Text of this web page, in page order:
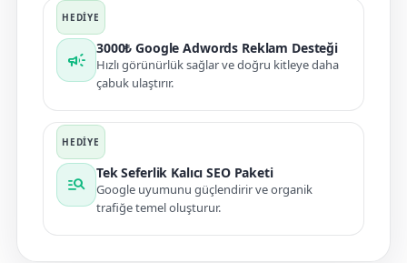
campaign
3000₺ Google Adwords Reklam Desteği
Hızlı görünürlük sağlar ve doğru kitleye daha
çabuk ulaştırır.
manage_search
Tek Seferlik Kalıcı SEO Paketi
Google uyumunu güçlendirir ve organik
trafiğe temel oluşturur.